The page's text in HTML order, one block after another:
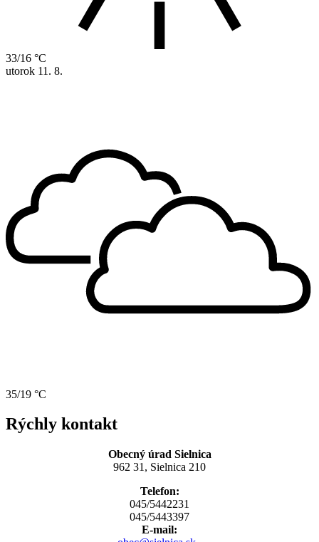
33/16 °C
utorok 11. 8.
35/19 °C
Rýchly kontakt
Obecný úrad Sielnica
962 31, Sielnica 210
Telefon:
045/5442231
045/5443397
E-mail: